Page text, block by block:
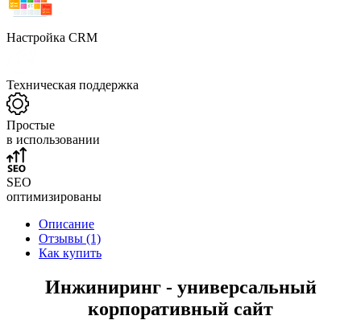
Настройка CRM
Техническая поддержка
Простые
в использовании
SEO
оптимизированы
Описание
Отзывы (1)
Как купить
Инжиниринг - универсальный
корпоративный сайт